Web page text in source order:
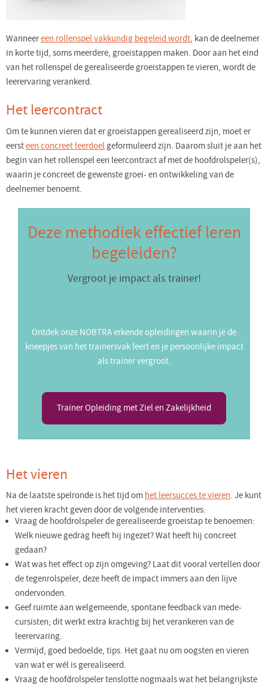
Wanneereen rollenspel vakkundig begeleid wordt, kan de deelnemer
in korte tijd, soms meerdere, groeistappen maken. Door aan het eind
van het rollenspel de gerealiseerde groeistappen te vieren, wordt de
leerervaring verankerd.
Het leercontract
Om te kunnen vieren dat er groeistappen gerealiseerd zijn, moet er
eersteen concreet leerdoel geformuleerd zijn. Daarom sluit je aan het
begin van het rollenspel een leercontract af met de hoofdrolspeler(s),
waarin je concreet de gewenste groei- en ontwikkeling van de
deelnemer benoemt.
Deze methodiek effectief leren
begeleiden?
Vergroot je impact als trainer!
Ontdek onze NOBTRA erkende opleidingen waarin je de
kneepjes van het trainersvak leert en je persoonlijke impact
als trainer vergroot.
Trainer Opleiding met Ziel en Zakelijkheid
Het vieren
Na de laatste spelronde is het tijd om het leersucces te vieren. Je kunt
het vieren kracht geven door de volgende interventies:
Vraag de hoofdrolspeler de gerealiseerde groeistap te benoemen:
Welk nieuwe gedrag heeft hij ingezet? Wat heeft hij concreet
gedaan?
Wat was het effect op zijn omgeving? Laat dit vooral vertellen door
de tegenrolspeler, deze heeft de impact immers aan den lijve
ondervonden.
Geef ruimte aan welgemeende, spontane feedback van mede-
cursisten; dit werkt extra krachtig bij het verankeren van de
leerervaring.
Vermijd, goed bedoelde, tips. Het gaat nu om oogsten en vieren
van wat er wél is gerealiseerd.
Vraag de hoofdrolspeler tenslotte nogmaals wat het belangrijkste